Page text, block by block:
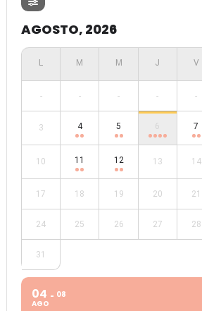
AGOSTO, 2026
- - - - -
3 4 5 6 7
10 11 12 13 14
17 18 19 20 21
24 25 26 27 28
31
04
AGO
08